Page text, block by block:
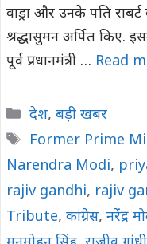
वाड्रा और उनके पति
श्रद्धासुमन अर्पित किए.
पूर्व प्रधानमंत्री … Read
Categories
देश, बड़ी खबर
Tags
Former Prime
Narendra Modi,
rajiv gandhi, rajiv
Tribute, कांग्रेस, नरेंद्र